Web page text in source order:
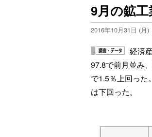
9月の鉱
2016年10月31日 (月)
経済
97.8で前月並み
で1.5％上回った
は下回った。